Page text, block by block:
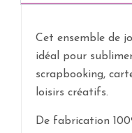
Cet ensemble de
idéal pour
scrapbooking,
loisirs créatifs.
De fabrication